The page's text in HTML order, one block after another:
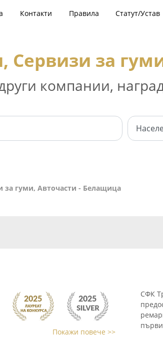
Контакти Правила Статут/Устав
Сервизи за
компании,
за гуми, Авточасти - Белащица
Покажи повече >>
СФК